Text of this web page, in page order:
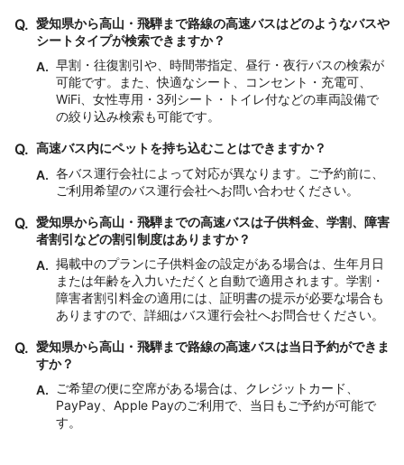
Q. 愛知県から高山・飛騨まで路線の高速バスはどのようなバスや
シートタイプが検索できますか？
A. 早割・往復割引や、時間帯指定、昼行・夜行バスの検索が
可能です。また、快適なシート、コンセント・充電可、
WiFi、女性専用・3列シート・トイレ付などの車両設備で
の絞り込み検索も可能です。
Q. 高速バス内にペットを持ち込むことはできますか？
A. 各バス運行会社によって対応が異なります。ご予約前に、
ご利用希望のバス運行会社へお問い合わせください。
Q. 愛知県から高山・飛騨までの高速バスは子供料金、学割、障害
者割引などの割引制度はありますか？
A. 掲載中のプランに子供料金の設定がある場合は、生年月日
または年齢を入力いただくと自動で適用されます。学割・
障害者割引料金の適用には、証明書の提示が必要な場合も
ありますので、詳細はバス運行会社へお問合せください。
Q. 愛知県から高山・飛騨まで路線の高速バスは当日予約ができま
すか？
A.
ご希望の便に空席がある場合は、クレジットカード、
PayPay、Apple Payのご利用で、当日もご予約が可能で
す。